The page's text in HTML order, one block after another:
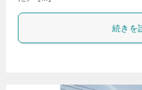
続きを